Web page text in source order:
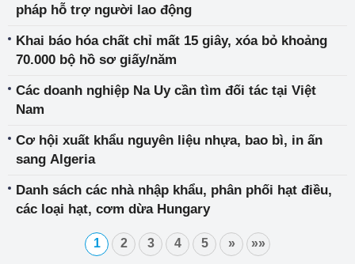
pháp hỗ trợ người lao động
Khai báo hóa chất chỉ mất 15 giây, xóa bỏ khoảng
70.000 bộ hồ sơ giấy/năm
Các doanh nghiệp Na Uy cần tìm đối tác tại Việt
Nam
Cơ hội xuất khẩu nguyên liệu nhựa, bao bì, in ấn
sang Algeria
Danh sách các nhà nhập khẩu, phân phối hạt điều,
các loại hạt, cơm dừa Hungary
1 2 3 4 5 » »»